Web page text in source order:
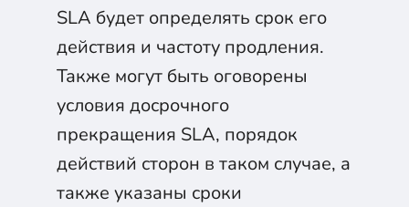
SLA будет определять срок его
действия и частоту продления.
Также могут быть оговорены
условия досрочного
прекращения SLA, порядок
действий сторон в таком случае, а
также указаны сроки